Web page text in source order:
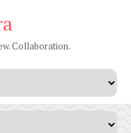
Collaboration.